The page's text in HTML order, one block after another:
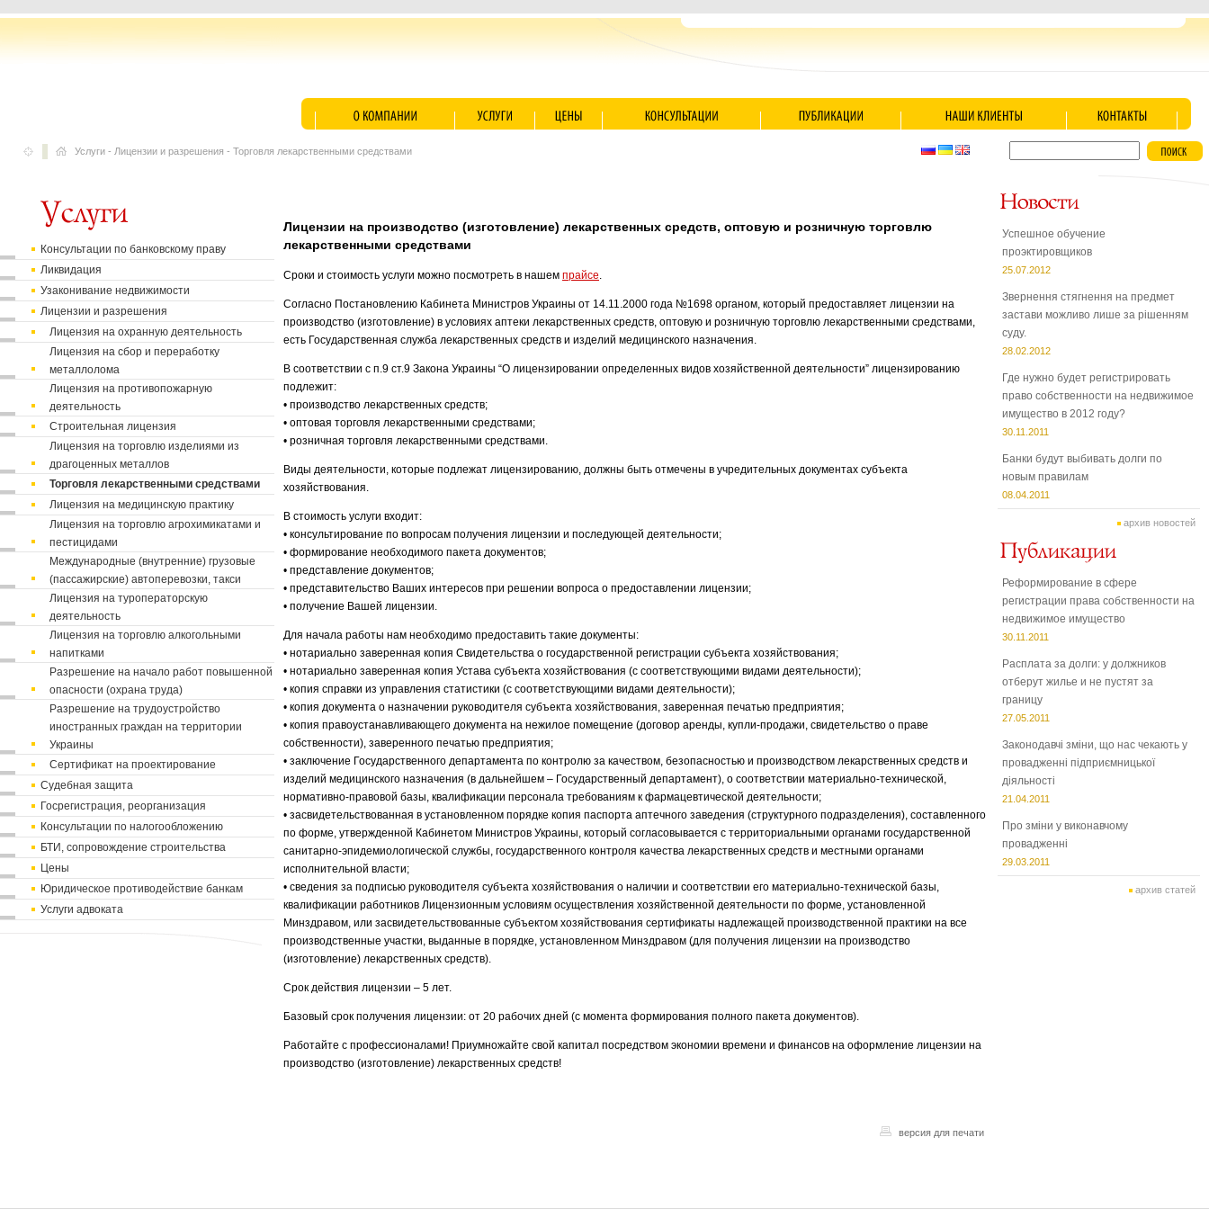
Услуги - Лицензии и разрешения - Торговля лекарственными средствами
Консультации по банковскому праву
Ликвидация
Узаконивание недвижимости
Лицензии и разрешения
Лицензия на охранную деятельность
Лицензия на сбор и переработку
металлолома
Лицензия на противопожарную
деятельность
Строительная лицензия
Лицензия на торговлю изделиями из
драгоценных металлов
Торговля лекарственными средствами
Лицензия на медицинскую практику
Лицензия на торговлю агрохимикатами и
пестицидами
Международные (внутренние) грузовые
(пассажирские) автоперевозки, такси
Лицензия на туроператорскую
деятельность
Лицензия на торговлю алкогольными
напитками
Разрешение на начало работ повышенной
опасности (охрана труда)
Разрешение на трудоустройство
иностранных граждан на территории
Украины
Сертификат на проектирование
Судебная защита
Госрегистрация, реорганизация
Консультации по налогообложению
БТИ, сопровождение строительства
Цены
Юридическое противодействие банкам
Услуги адвоката
Лицензии на производство (изготовление) лекарственных средств, оптовую и розничную торговлю
лекарственными средствами
Сроки и стоимость услуги можно посмотреть в нашем прайсе.
Согласно Постановлению Кабинета Министров Украины от 14.11.2000 года №1698 органом, который предоставляет лицензии на
производство (изготовление) в условиях аптеки лекарственных средств, оптовую и розничную торговлю лекарственными средствами,
есть Государственная служба лекарственных средств и изделий медицинского назначения.
В соответствии с п.9 ст.9 Закона Украины “О лицензировании определенных видов хозяйственной деятельности” лицензированию
подлежит:
• производство лекарственных средств;
• оптовая торговля лекарственными средствами;
• розничная торговля лекарственными средствами.
Виды деятельности, которые подлежат лицензированию, должны быть отмечены в учредительных документах субъекта
хозяйствования.
В стоимость услуги входит:
• консультирование по вопросам получения лицензии и последующей деятельности;
• формирование необходимого пакета документов;
• представление документов;
• представительство Ваших интересов при решении вопроса о предоставлении лицензии;
• получение Вашей лицензии.
Для начала работы нам необходимо предоставить такие документы:
• нотариально заверенная копия Свидетельства о государственной регистрации субъекта хозяйствования;
• нотариально заверенная копия Устава субъекта хозяйствования (с соответствующими видами деятельности);
• копия справки из управления статистики (с соответствующими видами деятельности);
• копия документа о назначении руководителя субъекта хозяйствования, заверенная печатью предприятия;
• копия правоустанавливающего документа на нежилое помещение (договор аренды, купли-продажи, свидетельство о праве
собственности), заверенного печатью предприятия;
• заключение Государственного департамента по контролю за качеством, безопасностью и производством лекарственных средств и
изделий медицинского назначения (в дальнейшем – Государственный департамент), о соответствии материально-технической,
нормативно-правовой базы, квалификации персонала требованиям к фармацевтической деятельности;
• засвидетельствованная в установленном порядке копия паспорта аптечного заведения (структурного подразделения), составленного
по форме, утвержденной Кабинетом Министров Украины, который согласовывается с территориальными органами государственной
санитарно-эпидемиологической службы, государственного контроля качества лекарственных средств и местными органами
исполнительной власти;
• сведения за подписью руководителя субъекта хозяйствования о наличии и соответствии его материально-технической базы,
квалификации работников Лицензионным условиям осуществления хозяйственной деятельности по форме, установленной
Минздравом, или засвидетельствованные субъектом хозяйствования сертификаты надлежащей производственной практики на все
производственные участки, выданные в порядке, установленном Минздравом (для получения лицензии на производство
(изготовление) лекарственных средств).
Срок действия лицензии – 5 лет.
Базовый срок получения лицензии: от 20 рабочих дней (с момента формирования полного пакета документов).
Работайте с профессионалами! Приумножайте свой капитал посредством экономии времени и финансов на оформление лицензии на
производство (изготовление) лекарственных средств!
версия для печати
Успешное обучение
проэктировщиков
25.07.2012
Звернення стягнення на предмет
застави можливо лише за рішенням
суду.
28.02.2012
Где нужно будет регистрировать
право собственности на недвижимое
имущество в 2012 году?
30.11.2011
Банки будут выбивать долги по
новым правилам
08.04.2011
архив новостей
Реформирование в сфере
регистрации права собственности на
недвижимое имущество
30.11.2011
Расплата за долги: у должников
отберут жилье и не пустят за
границу
27.05.2011
Законодавчі зміни, що нас чекають у
провадженні підприємницької
діяльності
21.04.2011
Про зміни у виконавчому
провадженні
29.03.2011
архив статей